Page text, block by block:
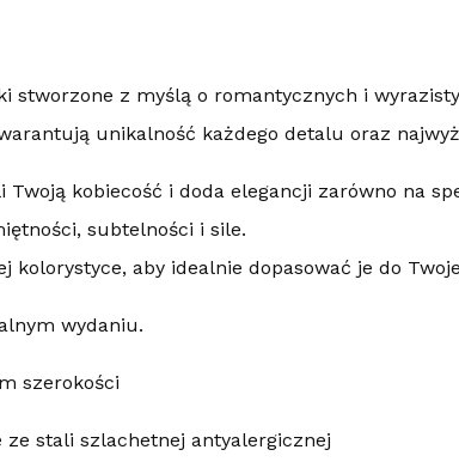
stworzone z myślą o romantycznych i
unikalność każdego detalu oraz
kobiecość i doda elegancji zarówno na
subtelności i sile.
kolorystyce, aby idealnie dopasować je do
wydaniu.
szerokości
ze stali szlachetnej antyalergicznej